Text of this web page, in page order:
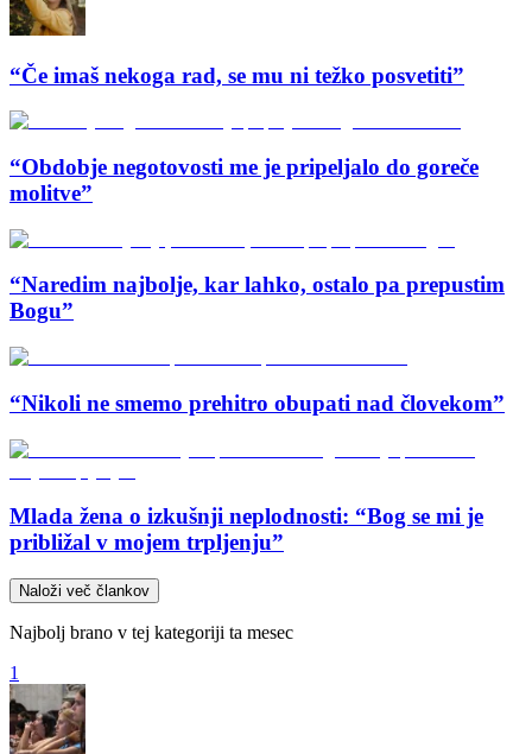
“Če imaš nekoga rad, se mu ni težko posvetiti”
“Obdobje negotovosti me je pripeljalo do goreče
molitve”
“Naredim najbolje, kar lahko, ostalo pa prepustim
Bogu”
“Nikoli ne smemo prehitro obupati nad človekom”
Mlada žena o izkušnji neplodnosti: “Bog se mi je
približal v mojem trpljenju”
Naloži več člankov
Najbolj brano v tej kategoriji ta mesec
1